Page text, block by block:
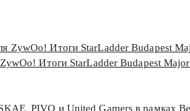
Итоги StarLadder Budapest